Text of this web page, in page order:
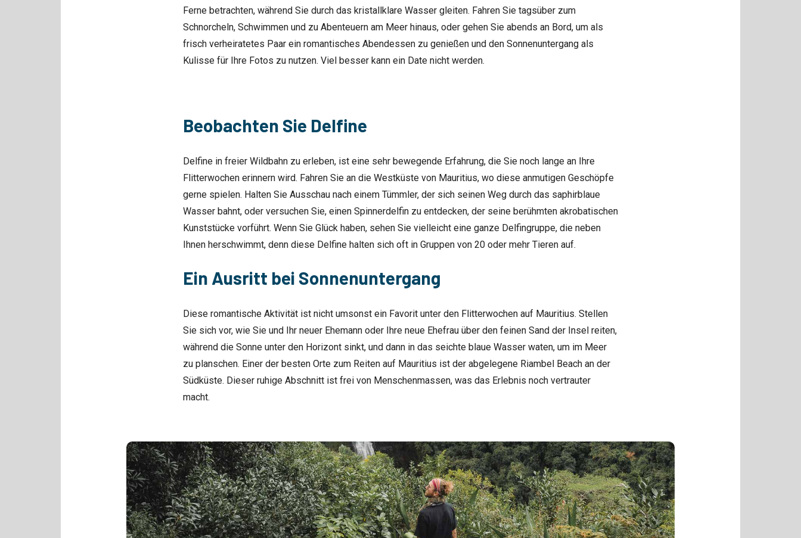
Ferne betrachten, während Sie durch das kristallklare Wasser gleiten. Fahren Sie tagsüber zum
Schnorcheln, Schwimmen und zu Abenteuern am Meer hinaus, oder gehen Sie abends an Bord, um als
frisch verheiratetes Paar ein romantisches Abendessen zu genießen und den Sonnenuntergang als
Kulisse für Ihre Fotos zu nutzen. Viel besser kann ein Date nicht werden.
Beobachten Sie Delfine
Delfine in freier Wildbahn zu erleben, ist eine sehr bewegende Erfahrung, die Sie noch lange an Ihre
Flitterwochen erinnern wird. Fahren Sie an die Westküste von Mauritius, wo diese anmutigen Geschöpfe
gerne spielen. Halten Sie Ausschau nach einem Tümmler, der sich seinen Weg durch das saphirblaue
Wasser bahnt, oder versuchen Sie, einen Spinnerdelfin zu entdecken, der seine berühmten akrobatischen
Kunststücke vorführt. Wenn Sie Glück haben, sehen Sie vielleicht eine ganze Delfingruppe, die neben
Ihnen herschwimmt, denn diese Delfine halten sich oft in Gruppen von 20 oder mehr Tieren auf.
Ein Ausritt bei Sonnenuntergang
Diese romantische Aktivität ist nicht umsonst ein Favorit unter den Flitterwochen auf Mauritius. Stellen
Sie sich vor, wie Sie und Ihr neuer Ehemann oder Ihre neue Ehefrau über den feinen Sand der Insel reiten,
während die Sonne unter den Horizont sinkt, und dann in das seichte blaue Wasser waten, um im Meer
zu planschen. Einer der besten Orte zum Reiten auf Mauritius ist der abgelegene Riambel Beach an der
Südküste. Dieser ruhige Abschnitt ist frei von Menschenmassen, was das Erlebnis noch vertrauter
macht.